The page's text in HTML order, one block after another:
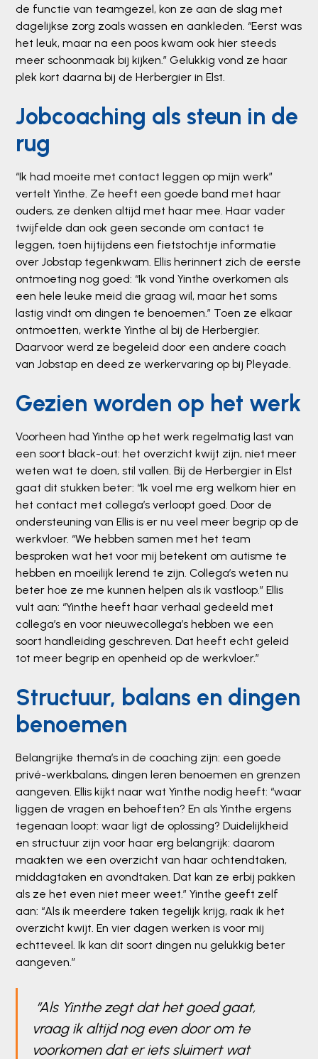
de functie van teamgezel, kon ze aan de slag met
dagelijkse zorg zoals wassen en aankleden. “Eerst was
het leuk, maar na een poos kwam ook hier steeds
meer schoonmaak bij kijken.” Gelukkig vond ze haar
plek kort daarna bij de Herbergier in Elst.
Jobcoaching als steun in de
rug
“Ik had moeite met contact leggen op mijn werk”
vertelt Yinthe. Ze heeft een goede band met haar
ouders, ze denken altijd met haar mee. Haar vader
twijfelde dan ook geen seconde om contact te
leggen, toen hijtijdens een fietstochtje informatie
over Jobstap tegenkwam. Ellis herinnert zich de eerste
ontmoeting nog goed: “Ik vond Yinthe overkomen als
een hele leuke meid die graag wil, maar het soms
lastig vindt om dingen te benoemen.” Toen ze elkaar
ontmoetten, werkte Yinthe al bij de Herbergier.
Daarvoor werd ze begeleid door een andere coach
van Jobstap en deed ze werkervaring op bij Pleyade.
Gezien worden op het werk
Voorheen had Yinthe op het werk regelmatig last van
een soort black-out: het overzicht kwijt zijn, niet meer
weten wat te doen, stil vallen. Bij de Herbergier in Elst
gaat dit stukken beter: “Ik voel me erg welkom hier en
het contact met collega’s verloopt goed. Door de
ondersteuning van Ellis is er nu veel meer begrip op de
werkvloer. “We hebben samen met het team
besproken wat het voor mij betekent om autisme te
hebben en moeilijk lerend te zijn. Collega’s weten nu
beter hoe ze me kunnen helpen als ik vastloop.” Ellis
vult aan: “Yinthe heeft haar verhaal gedeeld met
collega’s en voor nieuwecollega’s hebben we een
soort handleiding geschreven. Dat heeft echt geleid
tot meer begrip en openheid op de werkvloer.”
Structuur, balans en dingen
benoemen
Belangrijke thema’s in de coaching zijn: een goede
privé-werkbalans, dingen leren benoemen en grenzen
aangeven. Ellis kijkt naar wat Yinthe nodig heeft: “waar
liggen de vragen en behoeften? En als Yinthe ergens
tegenaan loopt: waar ligt de oplossing? Duidelijkheid
en structuur zijn voor haar erg belangrijk: daarom
maakten we een overzicht van haar ochtendtaken,
middagtaken en avondtaken. Dat kan ze erbij pakken
als ze het even niet meer weet.” Yinthe geeft zelf
aan: “Als ik meerdere taken tegelijk krijg, raak ik het
overzicht kwijt. En vier dagen werken is voor mij
echtteveel. Ik kan dit soort dingen nu gelukkig beter
aangeven.”
“Als Yinthe zegt dat het goed gaat,
vraag ik altijd nog even door om te
voorkomen dat er iets sluimert wat